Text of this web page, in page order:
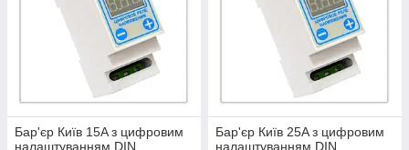
Бар'єр Київ 15A з цифровим
налаштуванням DIN
Бар'єр Київ 25A з цифровим
налаштуванням DIN